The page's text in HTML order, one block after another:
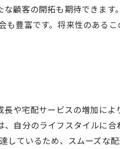
顧客の開拓も期待できます
も豊富です。将来性のあるこ
や宅配サービスの増加によ
自分のライフスタイルに合
しているため、スムーズな